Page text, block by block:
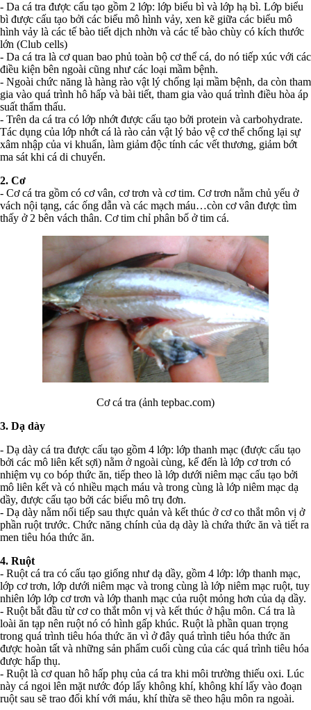
- Da cá tra được cấu tạo gồm 2 lớp: lớp biểu bì và lớp hạ bì. Lớp biểu
bì được cấu tạo bởi các biểu mô hình vảy, xen kẽ giữa các biểu mô
hình vảy là các tế bào tiết dịch nhờn và các tế bào chùy có kích thước
lớn (Club cells)
- Da cá tra là cơ quan bao phủ toàn bộ cơ thể cá, do nó tiếp xúc với các
điều kiện bên ngoài cũng như các loại mầm bệnh.
- Ngoài chức năng là hàng rào vật lý chống lại mầm bệnh, da còn tham
gia vào quá trình hô hấp và bài tiết, tham gia vào quá trình điều hòa áp
suất thẩm thấu.
- Trên da cá tra có lớp nhớt được cấu tạo bởi protein và carbohydrate.
Tác dụng của lớp nhớt cá là rào cản vật lý bảo vệ cơ thể chống lại sự
xâm nhập của vi khuẩn, làm giảm độc tính các vết thương, giảm bớt
ma sát khi cá di chuyển.
2. Cơ
- Cơ cá tra gồm có cơ vân, cơ trơn và cơ tim. Cơ trơn nằm chủ yếu ở
vách nội tạng, các ống dẫn và các mạch máu…còn cơ vân được tìm
thấy ở 2 bên vách thân. Cơ tim chỉ phân bố ở tim cá.
Cơ cá tra (ảnh tepbac.com)
3. Dạ dày
- Dạ dày cá tra được cấu tạo gồm 4 lớp: lớp thanh mạc (được cấu tạo
bởi các mô liên kết sợi) nằm ở ngoài cùng, kế đến là lớp cơ trơn có
nhiệm vụ co bóp thức ăn, tiếp theo là lớp dưới niêm mạc cấu tạo bởi
mô liên kết và có nhiều mạch máu và trong cùng là lớp niêm mạc dạ
dầy, được cấu tạo bởi các biểu mô trụ đơn.
- Dạ dày nằm nối tiếp sau thực quản và kết thúc ở cơ co thắt môn vị ở
phần ruột trước. Chức năng chính của dạ dày là chứa thức ăn và tiết ra
men tiêu hóa thức ăn.
4. Ruột
- Ruột cá tra có cấu tạo giống như dạ dầy, gồm 4 lớp: lớp thanh mạc,
lớp cơ trơn, lớp dưới niêm mạc và trong cùng là lớp niêm mạc ruột, tuy
nhiên lớp lớp cơ trơn và lớp thanh mạc của ruột mỏng hơn của dạ dầy.
- Ruột bắt đầu từ cơ co thắt môn vị và kết thúc ở hậu môn. Cá tra là
loài ăn tạp nên ruột nó có hình gấp khúc. Ruột là phần quan trọng
trong quá trình tiêu hóa thức ăn vì ở đây quá trình tiêu hóa thức ăn
được hoàn tất và những sản phẩm cuối cùng của các quá trình tiêu hóa
được hấp thụ.
- Ruột là cơ quan hô hấp phụ của cá tra khi môi trường thiếu oxi. Lúc
này cá ngoi lên mặt nước đóp lấy không khí, không khí lấy vào đoạn
ruột sau sẽ trao đổi khí với máu, khí thừa sẽ theo hậu môn ra ngoài.